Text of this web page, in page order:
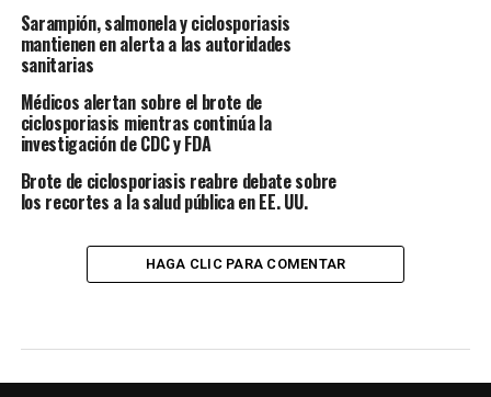
Sarampión, salmonela y ciclosporiasis
mantienen en alerta a las autoridades
sanitarias
Médicos alertan sobre el brote de
ciclosporiasis mientras continúa la
investigación de CDC y FDA
Brote de ciclosporiasis reabre debate sobre
los recortes a la salud pública en EE. UU.
HAGA CLIC PARA COMENTAR